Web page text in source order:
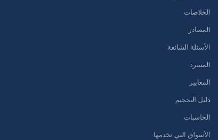
الخلاصات
المصادر
الأسئلة الشائعة
المسرد
المعايير
دليل التحجيم
الحاسبات
الأسواق التي نخدمها